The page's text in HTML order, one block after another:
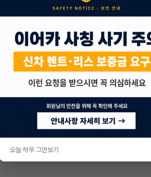
오늘 하루 그만보기